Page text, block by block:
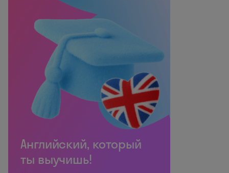
Английский, который
ты выучишь!